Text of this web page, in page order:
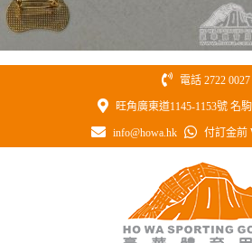
電話 2722 0027
旺角廣東道1145-1153號 名
info@howa.hk 付訂金前